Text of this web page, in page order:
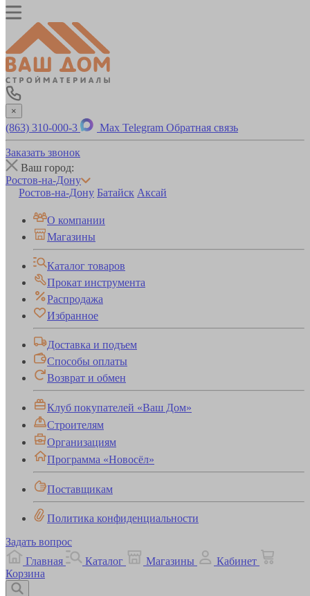
×
(863) 310-000-3 Max Telegram Обратная связь
Заказать звонок
Ваш город:
Ростов-на-Дону
Ростов-на-Дону Батайск Аксай
О компании
Магазины
Каталог товаров
Прокат инструмента
Распродажа
Избранное
Доставка и подъем
Способы оплаты
Возврат и обмен
Клуб покупателей «Ваш Дом»
Строителям
Организациям
Программа «Новосёл»
Поставщикам
Политика конфиденциальности
Задать вопрос
Главная
Каталог Магазины
Кабинет
Корзина